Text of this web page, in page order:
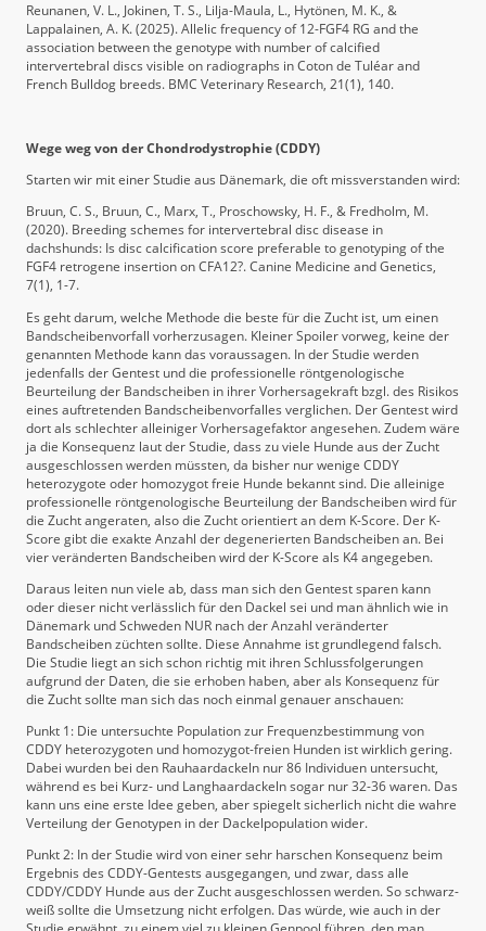
Reunanen, V. L., Jokinen, T. S., Lilja-Maula, L., Hytönen, M. K., &
Lappalainen, A. K. (2025). Allelic frequency of 12-FGF4 RG and the
association between the genotype with number of calcified
intervertebral discs visible on radiographs in Coton de Tuléar and
French Bulldog breeds. BMC Veterinary Research, 21(1), 140.
Wege weg von der Chondrodystrophie (CDDY)
Starten wir mit einer Studie aus Dänemark, die oft missverstanden wird:
Bruun, C. S., Bruun, C., Marx, T., Proschowsky, H. F., & Fredholm, M.
(2020). Breeding schemes for intervertebral disc disease in
dachshunds: Is disc calcification score preferable to genotyping of the
FGF4 retrogene insertion on CFA12?. Canine Medicine and Genetics,
7(1), 1-7.
Es geht darum, welche Methode die beste für die Zucht ist, um einen
Bandscheibenvorfall vorherzusagen. Kleiner Spoiler vorweg, keine der
genannten Methode kann das voraussagen. In der Studie werden
jedenfalls der Gentest und die professionelle röntgenologische
Beurteilung der Bandscheiben in ihrer Vorhersagekraft bzgl. des Risikos
eines auftretenden Bandscheibenvorfalles verglichen. Der Gentest wird
dort als schlechter alleiniger Vorhersagefaktor angesehen. Zudem wäre
ja die Konsequenz laut der Studie, dass zu viele Hunde aus der Zucht
ausgeschlossen werden müssten, da bisher nur wenige CDDY
heterozygote oder homozygot freie Hunde bekannt sind. Die alleinige
professionelle röntgenologische Beurteilung der Bandscheiben wird für
die Zucht angeraten, also die Zucht orientiert an dem K-Score. Der K-
Score gibt die exakte Anzahl der degenerierten Bandscheiben an. Bei
vier veränderten Bandscheiben wird der K-Score als K4 angegeben.
Daraus leiten nun viele ab, dass man sich den Gentest sparen kann
oder dieser nicht verlässlich für den Dackel sei und man ähnlich wie in
Dänemark und Schweden NUR nach der Anzahl veränderter
Bandscheiben züchten sollte. Diese Annahme ist grundlegend falsch.
Die Studie liegt an sich schon richtig mit ihren Schlussfolgerungen
aufgrund der Daten, die sie erhoben haben, aber als Konsequenz für
die Zucht sollte man sich das noch einmal genauer anschauen:
Punkt 1: Die untersuchte Population zur Frequenzbestimmung von
CDDY heterozygoten und homozygot-freien Hunden ist wirklich gering.
Dabei wurden bei den Rauhaardackeln nur 86 Individuen untersucht,
während es bei Kurz- und Langhaardackeln sogar nur 32-36 waren. Das
kann uns eine erste Idee geben, aber spiegelt sicherlich nicht die wahre
Verteilung der Genotypen in der Dackelpopulation wider.
Punkt 2: In der Studie wird von einer sehr harschen Konsequenz beim
Ergebnis des CDDY-Gentests ausgegangen, und zwar, dass alle
CDDY/CDDY Hunde aus der Zucht ausgeschlossen werden. So schwarz-
weiß sollte die Umsetzung nicht erfolgen. Das würde, wie auch in der